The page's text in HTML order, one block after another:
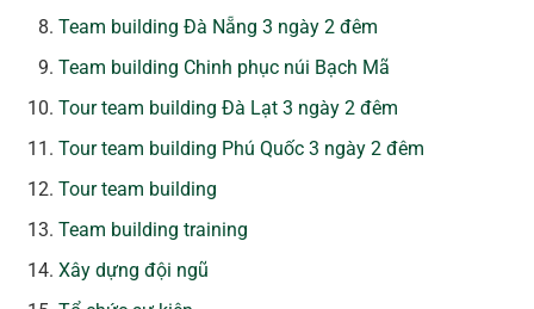
Team building Đà Nẵng 3 ngày 2 đêm
Team building Chinh phục núi Bạch Mã
Tour team building Đà Lạt 3 ngày 2 đêm
Tour team building Phú Quốc 3 ngày 2 đêm
Tour team building
Team building training
Xây dựng đội ngũ